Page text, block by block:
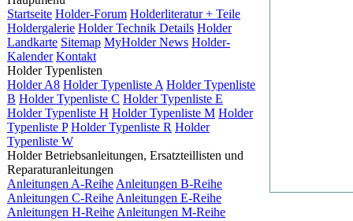
Startseite Holder-Forum Holderliteratur + Teile
Holdergalerie Holder Technik Details Holder
Landkarte Sitemap MyHolder News Holder-
Kalender Kontakt
Holder Typenlisten
Holder A8 Holder Typenliste A Holder Typenliste
B Holder Typenliste C Holder Typenliste E
Holder Typenliste H Holder Typenliste M Holder
Typenliste P Holder Typenliste R Holder
Typenliste W
Holder Betriebsanleitungen, Ersatzteillisten und
Reparaturanleitungen
Anleitungen A-Reihe Anleitungen B-Reihe
Anleitungen C-Reihe Anleitungen E-Reihe
Anleitungen H-Reihe Anleitungen M-Reihe